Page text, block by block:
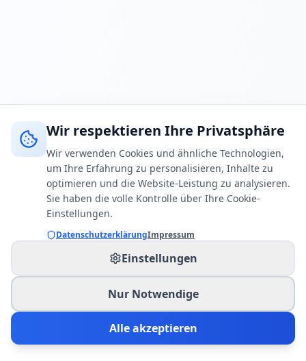
Wir respektieren Ihre Privatsphäre
Wir verwenden Cookies und ähnliche Technologien,
um Ihre Erfahrung zu personalisieren, Inhalte zu
optimieren und die Website-Leistung zu analysieren.
Sie haben die volle Kontrolle über Ihre Cookie-
Einstellungen.
DatenschutzerklärungImpressum
Einstellungen
Nur Notwendige
Alle akzeptieren